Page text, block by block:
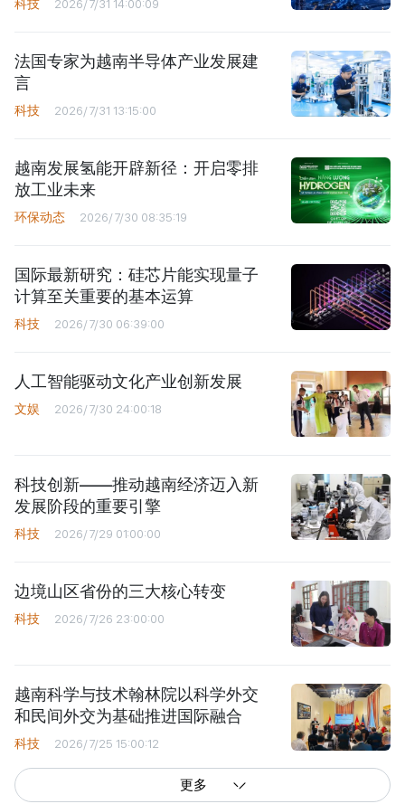
科技 2026/7/31 14:00:09
法国专家为越南半导体产业发展建
言
科技 2026/7/31 13:15:00
越南发展氢能开辟新径：开启零排
放工业未来
环保动态 2026/7/30 08:35:19
国际最新研究：硅芯片能实现量子
计算至关重要的基本运算
科技 2026/7/30 06:39:00
人工智能驱动文化产业创新发展
文娱 2026/7/30 24:00:18
科技创新——推动越南经济迈入新
发展阶段的重要引擎
科技 2026/7/29 01:00:00
边境山区省份的三大核心转变
科技 2026/7/26 23:00:00
越南科学与技术翰林院以科学外交
和民间外交为基础推进国际融合
科技 2026/7/25 15:00:12
更多